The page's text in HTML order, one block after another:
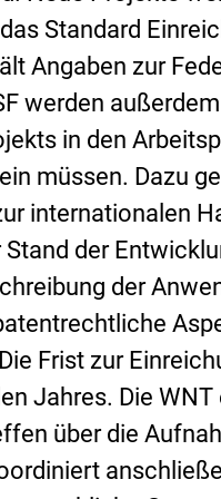
Standard
Angaben zur
werden
in den
müssen. Dazu
internationalen
der
der
Frist zur
Jahres. Die
über die